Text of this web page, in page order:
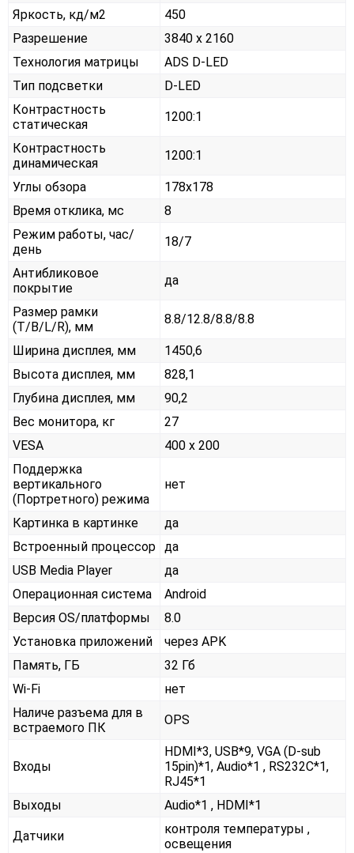
Яркость, кд/м2
450
Разрешение
3840 x 2160
Технология матрицы
ADS D-LED
Тип подсветки
D-LED
Контрастность
статическая
1200:1
Контрастность
динамическая
1200:1
Углы обзора
178x178
Время отклика, мс
8
Режим работы, час/
день
18/7
Антибликовое
покрытие
да
Размер рамки
(T/B/L/R), мм
8.8/12.8/8.8/8.8
Ширина дисплея, мм
1450,6
Высота дисплея, мм
828,1
Глубина дисплея, мм
90,2
Вес монитора, кг
27
VESA
400 x 200
Поддержка
вертикального
(Портретного) режима
нет
Картинка в картинке
да
Встроенный процессор да
USB Media Player
да
Операционная система
Android
Версия OS/платформы
8.0
Установка приложений
через APK
Память, ГБ
32 Гб
Wi-Fi
нет
Наличе разъема для в
встраемого ПК
OPS
Входы
HDMI*3, USB*9, VGA (D-sub
15pin)*1, Audio*1 , RS232С*1,
RJ45*1
Выходы
Audio*1 , HDMI*1
Датчики
контроля температуры ,
освещения